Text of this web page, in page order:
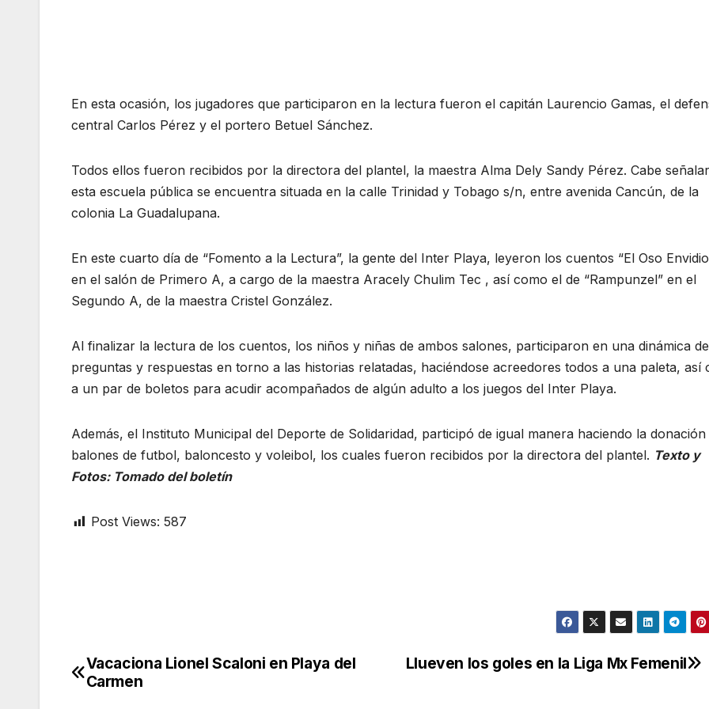
En esta ocasión, los jugadores que participaron en la lectura fueron el capitán Laurencio Gamas, el
central Carlos Pérez y el portero Betuel Sánchez.
Todos ellos fueron recibidos por la directora del plantel, la maestra Alma Dely Sandy Pérez. Cabe
esta escuela pública se encuentra situada en la calle Trinidad y Tobago s/n, entre avenida Cancún, de la
colonia La Guadalupana.
En este cuarto día de “Fomento a la Lectura”, la gente del Inter Playa, leyeron los cuentos “El Oso
en el salón de Primero A, a cargo de la maestra Aracely Chulim Tec , así como el de “Rampunzel” en el
Segundo A, de la maestra Cristel González.
Al finalizar la lectura de los cuentos, los niños y niñas de ambos salones, participaron en una dinámica de
preguntas y respuestas en torno a las historias relatadas, haciéndose acreedores todos a una paleta, así
a un par de boletos para acudir acompañados de algún adulto a los juegos del Inter Playa.
Además, el Instituto Municipal del Deporte de Solidaridad, participó de igual manera haciendo la donación
balones de futbol, baloncesto y voleibol, los cuales fueron recibidos por la directora del plantel. Texto y
Fotos: Tomado del boletín
Post Views: 587
Post
Llueven los goles en la Liga Mx Femenil
Vacaciona Lionel Scaloni en Playa del
Carmen